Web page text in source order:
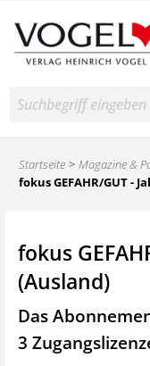
Suche
Startseite
Magazine &
fokus GEFAHR/GUT -
fokus
(Ausland)
Das
3